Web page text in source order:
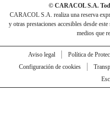
© CARACOL S.A.
CARACOL S.A. realiza una reserva
y otras prestaciones accesibles desde
medios que
Aviso legal Política de
Configuración de cookies